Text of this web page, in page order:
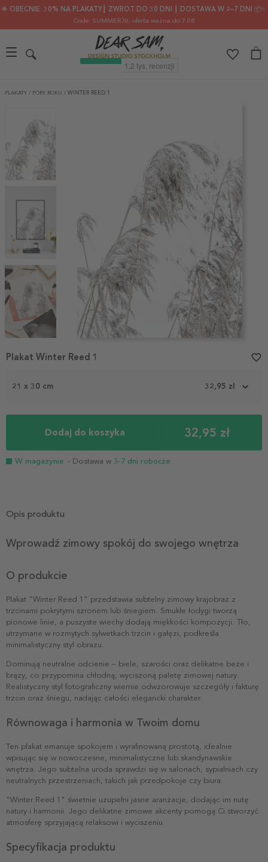
🌟 OBECNIE: 30% NA PLAKATY┃ ZWROT DO 30 DNI ┃ DOSTAWA W 2–7 DNI 📦✨
Code: SUMMER30, oferta ważna do 7.08
PLAKATY / PORY ROKU / WINTER REED 1
1
21 x 30 cm 32,95 zł
Dodaj do koszyka 32,95 zł
W magazynie - Dostawa w 3-7 dni robocze
Plakat Winter Reed 1 favorite_border
Opis produktu
Wprowadź zimowy spokój do swojego wnętrza
O produkcie
Plakat "Winter Reed 1" przedstawia subtelny zimowy krajobraz z
trzcinami pokrytymi szronem lub śniegiem. Smukłe łodygi tworzą
pionowe linie, a puszyste wiechy dodają miękkości kompozycji. Tło,
utrzymane w rozmytych sylwetkach trzcin i gałęzi, podkreśla
minimalistyczny styl obrazu.
Dominują neutralne odcienie – biele, szarości oraz delikatne beże i
brązy, co przypomina chłodną, wyciszoną paletę zimowej natury.
Realistyczny styl fotograficzny wiernie odwzorowuje szczegóły i fakturę
trzcin oraz śniegu, nadając całości elegancki charakter.
Równowaga i harmonia w Twoim domu
Ten plakat emanuje spokojem i wyrafinowaną prostotą, idealnie
wpisując się w nowoczesne, minimalistyczne lub skandynawskie
wnętrza. Jego subtelna uroda sprawdzi się w salonach, sypialniach czy
neutralnych przestrzeniach, takich jak przedpokoje czy biura.
"Winter Reed 1" świetnie uzupełni jasne aranżacje, dodając im nutę
natury i harmonii. Jego delikatne zimowe akcenty pomogą Ci stworzyć
atmosferę sprzyjającą relaksowi i wyciszeniu.
Specyfikacja produktu